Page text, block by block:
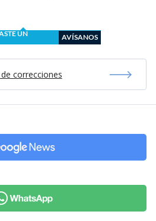
UN
AVÍSANOS
correcciones